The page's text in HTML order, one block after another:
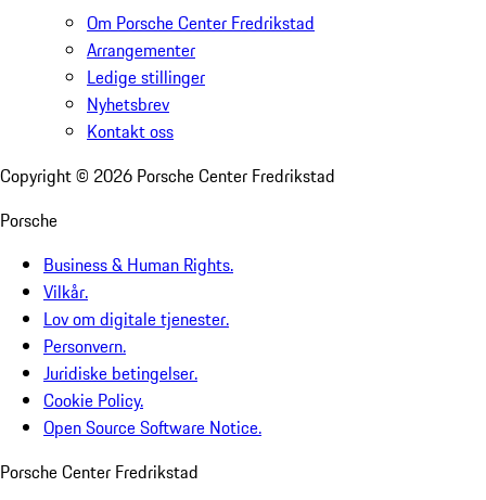
Om Porsche Center Fredrikstad
Arrangementer
Ledige stillinger
Nyhetsbrev
Kontakt oss
Copyright © 2026 Porsche Center Fredrikstad
Porsche
Business & Human Rights.
Vilkår.
Lov om digitale tjenester.
Personvern.
Juridiske betingelser.
Cookie Policy.
Open Source Software Notice.
Porsche Center Fredrikstad